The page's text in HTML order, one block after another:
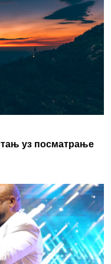
уз посматрање